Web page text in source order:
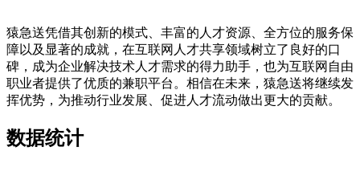
猿急送凭借其创新的模式、丰富的人才资源、全方位的服务保
障以及显著的成就，在互联网人才共享领域树立了良好的口
碑，成为企业解决技术人才需求的得力助手，也为互联网自由
职业者提供了优质的兼职平台。相信在未来，猿急送将继续发
挥优势，为推动行业发展、促进人才流动做出更大的贡献。
数据统计